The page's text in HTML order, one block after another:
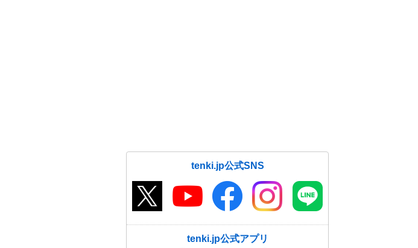
tenki.jp公式SNS
tenki.jp公式アプリ